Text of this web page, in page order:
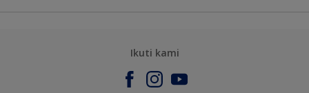
Ikuti kami